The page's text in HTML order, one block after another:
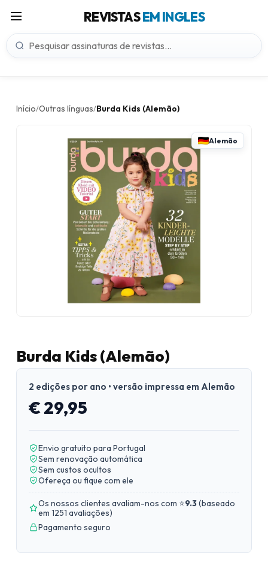
REVISTASEM INGLES
Início/Outras línguas/Burda Kids (Alemão)
Alemão
Burda Kids (Alemão)
2 edições por ano • versão impressa em Alemão
€ 29,95
Envio gratuito para Portugal
Sem renovação automática
Sem custos ocultos
Ofereça ou fique com ele
Os nossos clientes avaliam-nos com ⭐9.3(baseado
em 1251 avaliações)
Pagamento seguro